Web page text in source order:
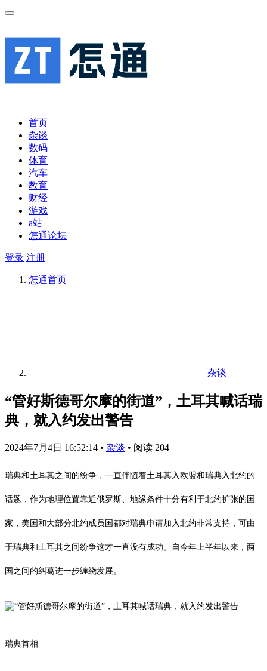
首页
杂谈
数码
体育
汽车
教育
财经
游戏
a站
怎通论坛
登录 注册
怎通首页
杂谈
“管好斯德哥尔摩的街道”，土耳其喊话瑞
典，就入约发出警告
2024年7月4日 16:52:14 • 杂谈 • 阅读 204
瑞典和土耳其之间的纷争，一直伴随着土耳其入欧盟和瑞典入北约的
话题，作为地理位置靠近俄罗斯、地缘条件十分有利于北约扩张的国
家，美国和大部分北约成员国都对瑞典申请加入北约非常支持，可由
于瑞典和土耳其之间纷争这才一直没有成功。自今年上半年以来，两
国之间的纠葛进一步缠绕发展。
瑞典首相